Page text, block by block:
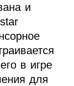
и
в игре
для